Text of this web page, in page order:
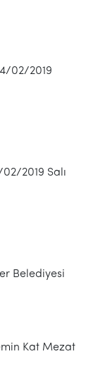
02/2019
2019 Salı
Belediyesi